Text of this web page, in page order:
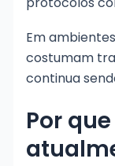
Em
costumam
continua
Por